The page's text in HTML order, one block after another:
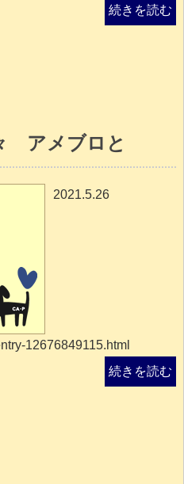
続きを読む
アメブロと
2021.5.26
12676849115.html
続きを読む